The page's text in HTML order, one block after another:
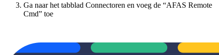
Ga naar het tabblad Connectoren en voeg de “AFAS Remote
Cmd” toe